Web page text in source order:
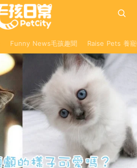
Funny News毛孩趣聞 Raise Pets 養